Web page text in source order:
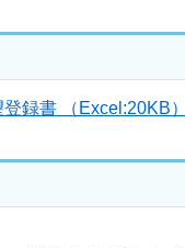
録書 （Excel:20KB）